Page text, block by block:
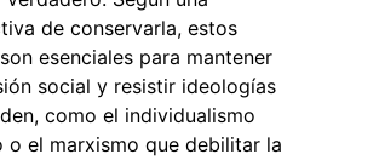
de conservarla, estos
esenciales para mantener
social y resistir ideologías
como el individualismo
o el marxismo que debilitar la